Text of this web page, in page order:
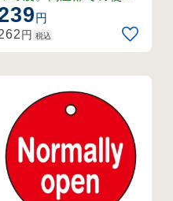
も適したバルブ表示札
円
円 税込